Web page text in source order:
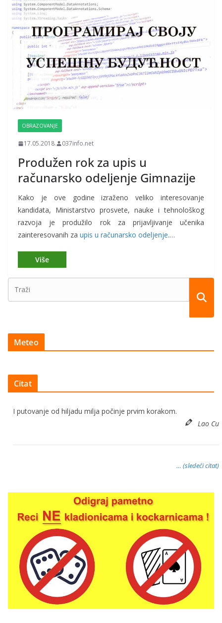
OBRAZOVANJE
17.05.2018. 037info.net
Produžen rok za upis u
računarsko odeljenje Gimnazije
Kako je ove godine izraženo veliko interesovanje
kandidata, Ministarstvo prosvete, nauke i tehnološkog
razvoja je produžilo rok za prijavljivanje učenika
zainteresovanih za upis u računarsko odeljenje.…
Meteo
Citat
I putovanje od hiljadu milja počinje prvim korakom.
Lao Cu
… (sledeći citat)